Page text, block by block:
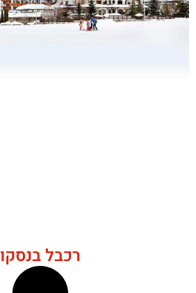
רכבל בנסקו